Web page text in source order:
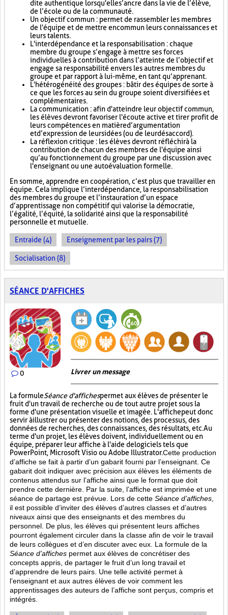
dite authentique lorsqu'elle s’ancre dans la vie de l’élève,
de l’école ou de la communauté.
Un objectif commun : permet de rassembler les membres
de l'équipe et de mettre en commun leurs connaissances et
leurs talents.
L'interdépendance et la responsabilisation : chaque
membre du groupe s’engage à mettre ses forces
individuelles à contribution dans l’atteinte de l’objectif et
engage sa responsabilité envers les autres membres du
groupe et par rapport à lui-même, en tant qu’apprenant.
L'hétérogénéité des groupes : bâtir des équipes de sorte à
ce que les forces au sein du groupe soient diversifiées et
complémentaires.
La communication : afin d'atteindre leur objectif commun,
les élèves devront favoriser l'écoute active et tirer profit de
leurs compétences en matière d’argumentation
et d’expression de leurs idées (ou de leur désaccord).
La réflexion critique : les élèves devront réfléchir à la
contribution de chacun des membres de l'équipe ainsi
qu’au fonctionnement du groupe par une discussion avec
l'enseignant ou une autoévaluation formelle.
En somme, apprendre en coopération, c’est plus que travailler en
équipe. Cela implique l’interdépendance, la responsabilisation
des membres du groupe et l’instauration d’un espace
d’apprentissage non compétitif qui valorise la démocratie,
l’égalité, l’équité, la solidarité ainsi que la responsabilité
personnelle et mutuelle.
Entraide (4) Enseignement par les pairs (7)
Socialisation (8)
SÉANCE D'AFFICHES
0 Livrer un message
La formuleSéance d'affichespermet aux élèves de présenter le
fruit d'un travail de recherche ou de tout autre projet sous la
forme d'une présentation visuelle et imagée. L'affichepeut donc
servir à illustrer ou présenter des notions, des processus, des
données de recherches, des connaissances, des résultats, etc. Au
terme d'un projet, les élèves doivent, individuellement ou en
équipe, préparer leur affiche à l'aide de logiciels tels que
PowerPoint, Microsoft Visio ou Adobe Illustrator.Cette production
d’affiche se fait à partir d’un gabarit fourni par l’enseignant. Ce
gabarit doit indiquer avec précision aux élèves les éléments de
contenus attendus sur l’affiche ainsi que le format que doit
prendre cette dernière. Par la suite, l’affiche est imprimée et une
séance de partage est prévue. Lors de cette Séance d’affiches
il est possible d’inviter des élèves d’autres classes et d’autres
niveaux ainsi que des enseignants et des membres du
personnel. De plus, les élèves qui présentent leurs affiches
pourront également circuler dans la classe afin de voir le travail
de leurs collègues et d’en discuter avec eux. La formule de la
Séance d’affiches permet aux élèves de concrétiser des
concepts appris, de partager le fruit d’un long travail et
d’apprendre de leurs pairs. Une telle activité permet à
l’enseignant et aux autres élèves de voir comment les
apprentissages des auteurs de l’affiche sont perçus, compris et
intégrés.